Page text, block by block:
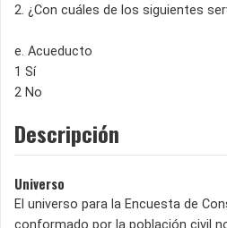
2. ¿Con cuáles de los siguientes
e. Acueducto
1 Sí
2 No
Descripción
Universo
El universo para la Encuesta de
conformado por la población civil